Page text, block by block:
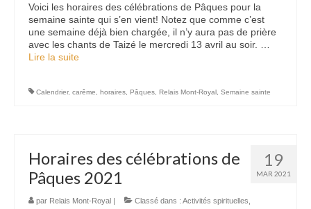
Voici les horaires des célébrations de Pâques pour la
semaine sainte qui s’en vient! Notez que comme c’est
une semaine déjà bien chargée, il n’y aura pas de prière
avec les chants de Taizé le mercredi 13 avril au soir. …
Lire la suite­­
Calendrier, carême horaires Pâques Relais Mont-Royal Semaine sainte
19
MAR 2021
Horaires des célébrations de
Pâques 2021
par Relais Mont-Royal | Classé dans : Activités spirituelles